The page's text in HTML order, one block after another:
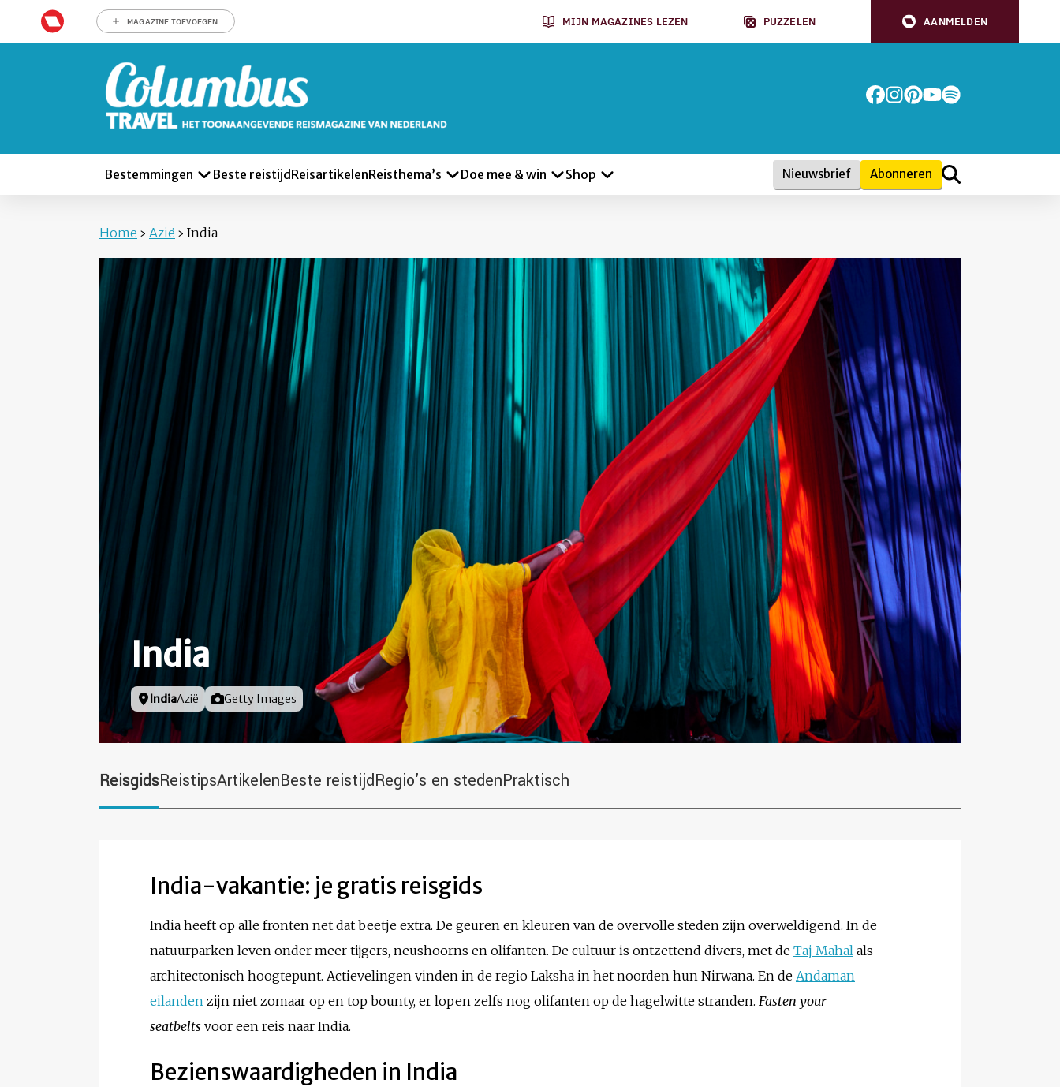
MAGAZINE TOEVOEGEN MIJN MAGAZINES LEZEN PUZZELEN AANMELDEN
Bestemmingen Beste reistijd ReisartikelenReisthema’s Doe mee & win Shop Nieuwsbrief Abonneren
Home › Azië › India
India
Locatie
IndiaAzië Foto door
Getty Images
ReisgidsReistipsArtikelenBeste reistijdRegio's en stedenPraktisch
India-vakantie: je gratis reisgids
India heeft op alle fronten net dat beetje extra. De geuren en kleuren van de overvolle steden zijn overweldigend. In de
natuurparken leven onder meer tijgers, neushoorns en olifanten. De cultuur is ontzettend divers, met de Taj Mahal als
architectonisch hoogtepunt. Actievelingen vinden in de regio Laksha in het noorden hun Nirwana. En de Andaman
eilanden zijn niet zomaar op en top bounty, er lopen zelfs nog olifanten op de hagelwitte stranden. Fasten your
seatbelts voor een reis naar India.
Bezienswaardigheden in India